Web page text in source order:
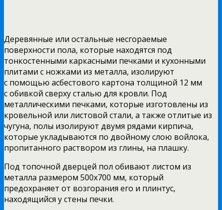
Деревянные или остальные несгораемые
поверхности пола, которые находятся под
тонкостенными каркасными печками и кухонными
плитами с ножками из металла, изолируют
с помощью асбестового картона толщиной 12 мм
с обивкой сверху сталью для кровли. Под
металлическими печками, которые изготовлены из
кровельной или листовой стали, а также отлитые из
чугуна, полы изолируют двумя рядами кирпича,
которые укладываются по двойному слою войлока,
пропитанного раствором из глины, на плашку.
Под топочной дверцей пол обивают листом из
металла размером 500х700 мм, который
предохраняет от возгорания его и плинтус,
находящийся у стены печки.